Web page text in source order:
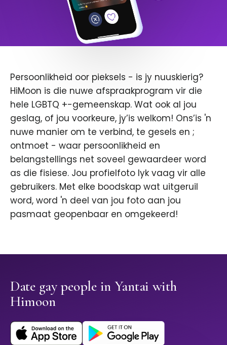
Persoonlikheid oor pieksels - is jy nuuskierig?
HiMoon is die nuwe afspraakprogram vir die
hele LGBTQ +-gemeenskap. Wat ook al jou
geslag, of jou voorkeure, jy’is welkom! Ons’is 'n
nuwe manier om te verbind, te gesels en ;
ontmoet - waar persoonlikheid en
belangstellings net soveel gewaardeer word
as die fisiese. Jou profielfoto lyk vaag vir alle
gebruikers. Met elke boodskap wat uitgeruil
word, word 'n deel van jou foto aan jou
pasmaat geopenbaar en omgekeerd!
Date gay people in Yantai with
Himoon